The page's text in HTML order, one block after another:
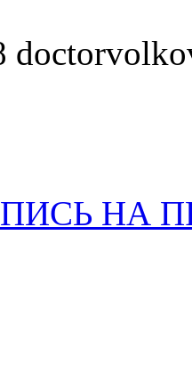
НА